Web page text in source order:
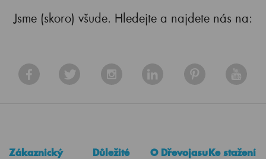
Jsme (skoro) všude. Hledejte a najdete nás na:
Zákaznický
Důležité
O DřevojasuKe stažení